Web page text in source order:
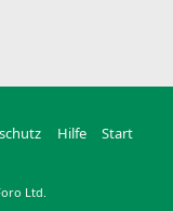
Hilfe Start
Ltd.